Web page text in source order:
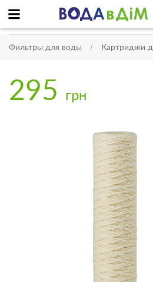
Фильтры для воды Картриджи
295 грн